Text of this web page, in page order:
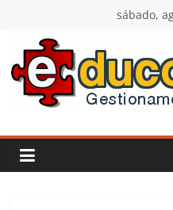
contenido
sábado,
E-
duco:
Gestión